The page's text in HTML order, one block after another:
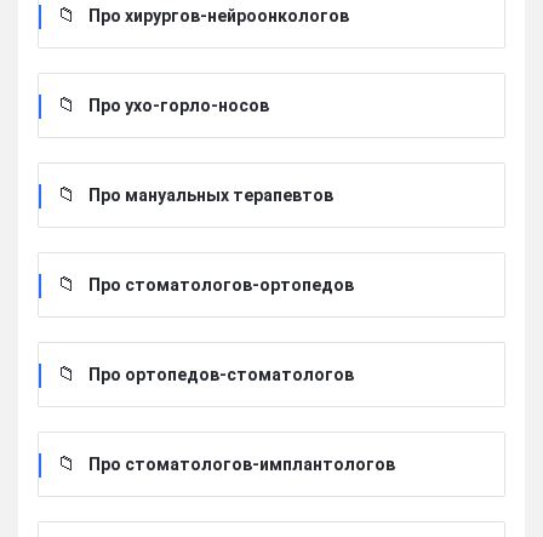
Про хирургов-нейроонкологов
Про ухо-горло-носов
Про мануальных терапевтов
Про стоматологов-ортопедов
Про ортопедов-стоматологов
Про стоматологов-имплантологов